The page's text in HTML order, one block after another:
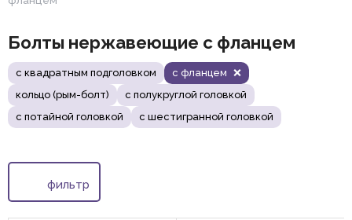
Болты нержавеющие с фланцем
с квадратным подголовком
с фланцем
кольцо (рым-болт)
с полукруглой головкой
с потайной головкой
с шестигранной головкой
фильтр